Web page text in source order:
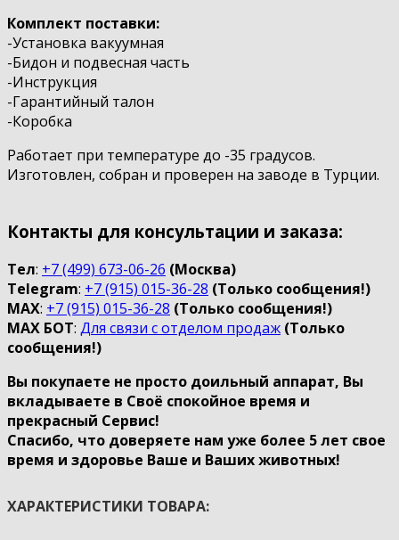
Комплект поставки:
-Установка вакуумная
-Бидон и подвесная часть
-Инструкция
-Гарантийный талон
-Коробка
Работает при температуре до -35 градусов.
Изготовлен, собран и проверен на заводе в Турции.
Контакты для консультации и заказа:
Тел: +7 (499) 673-06-26 (Москва)
Telegram: +7 (915) 015-36-28 (Только сообщения!)
МАХ: +7 (915) 015-36-28 (Только сообщения!)
МАХ БOT: Для связи с отделом продаж (Только
сообщения!)
Вы покупаете не просто доильный аппарат, Вы
вкладываете в Своё спокойное время и
прекрасный Сервис!
Спасибо, что доверяете нам уже более 5 лет свое
время и здоровье Ваше и Ваших животных!
ХАРАКТЕРИСТИКИ ТОВАРА: